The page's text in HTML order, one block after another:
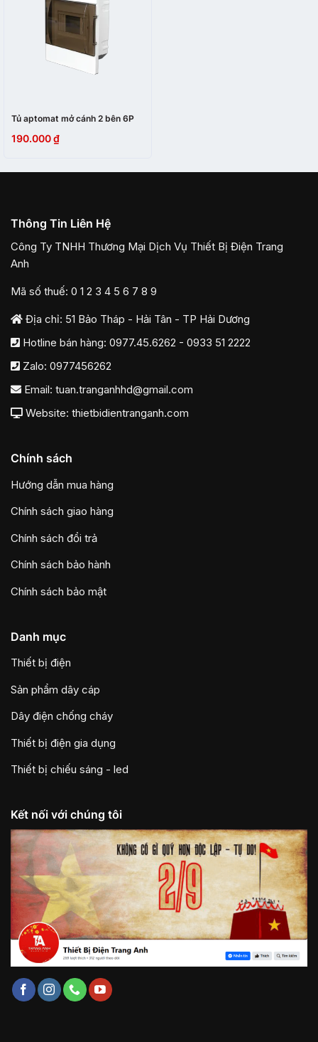
Tủ aptomat mở cánh 2 bên 6P
190.000₫
Thông Tin Liên Hệ
Công Ty TNHH Thương Mại Dịch Vụ Thiết Bị Điện Trang
Anh
Mã số thuế: 0 1 2 3 4 5 6 7 8 9
Địa chỉ: 51 Bảo Tháp - Hải Tân - TP Hải Dương
Hotline bán hàng: 0977.45.6262 - 0933 51 2222
Zalo: 0977456262
Email: tuan.tranganhhd@gmail.com
Website: thietbidientranganh.com
Chính sách
Hướng dẫn mua hàng
Chính sách giao hàng
Chính sách đổi trả
Chính sách bảo hành
Chính sách bảo mật
Danh mục
Thiết bị điện
Sản phẩm dây cáp
Dây điện chống cháy
Thiết bị điện gia dụng
Thiết bị chiếu sáng - led
Kết nối với chúng tôi